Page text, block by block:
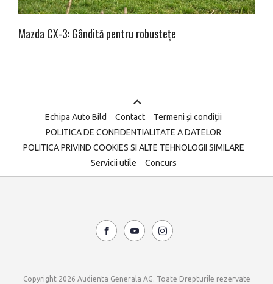
Mazda CX-3: Gândită pentru robustețe
Echipa Auto Bild Contact
Termeni și condiții
POLITICA DE CONFIDENTIALITATE A DATELOR
POLITICA PRIVIND COOKIES SI ALTE TEHNOLOGII SIMILARE
Servicii utile
Concurs
Copyright 2026 Audienta Generala AG. Toate Drepturile rezervate